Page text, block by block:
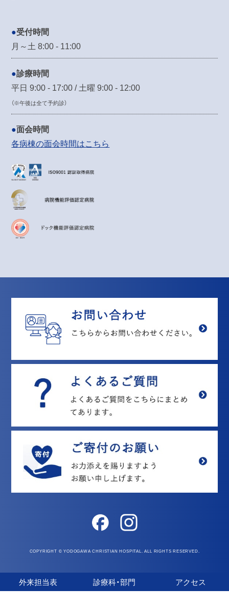
受付時間
月～土 8:00 - 11:00
診療時間
平日 9:00 - 17:00 / 土曜 9:00 - 12:00
（※午後は全て予約診）
面会時間
各病棟の面会時間はこちら
COPYRIGHT © YODOGAWA CHRISTIAN HOSPITAL. ALL RIGHTS RESERVED.
外来担当表 診療科・部門 アクセス